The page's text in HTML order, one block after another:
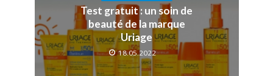
Test gratuit : un soin de
beauté de la marque
Uriage
18.05.2022